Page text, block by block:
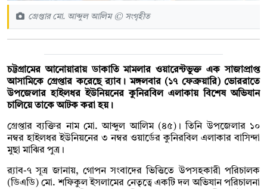
গ্রেপ্তার মো. আব্দুল আলিম © সংগৃহীত
চট্টগ্রামের আনোয়ারায় ডাকাতি মামলার ওয়ারেন্টভুক্ত এক সাজাপ্রাপ্ত
আসামিকে গ্রেপ্তার করেছে র‍্যাব। মঙ্গলবার (১৭ ফেব্রুয়ারি) ভোররাতে
উপজেলার হাইলধর ইউনিয়নের কুনিরবিল এলাকায় বিশেষ অভিযান
চালিয়ে তাকে আটক করা হয়।
গ্রেপ্তার ব্যক্তির নাম মো. আব্দুল আলিম (৪৫)। তিনি উপজেলার ১০
নম্বর হাইলধর ইউনিয়নের ৩ নম্বর ওয়ার্ডের কুনিরবিল এলাকার বাসিন্দা
মুছা মাঝির পুত্র।
র‍্যাব-৭ সূত্র জানায়, গোপন সংবাদের ভিত্তিতে উপসহকারী পরিচালক
(ডিএডি) মো. শফিকুল ইসলামের নেতৃত্বে একটি দল অভিযান পরিচালনা